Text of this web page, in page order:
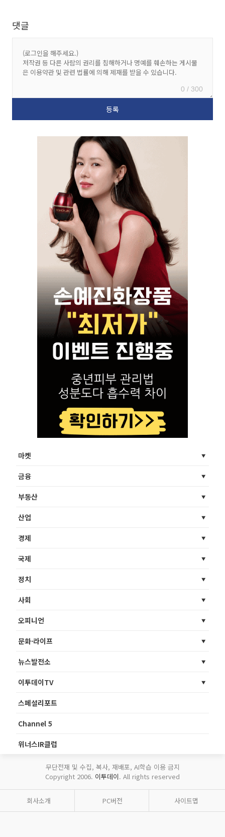
댓글
0 / 300
마켓
금융
부동산
산업
경제
국제
정치
사회
오피니언
문화·라이프
뉴스발전소
이투데이TV
스페셜리포트
Channel 5
위너스IR클럽
무단전재 및 수집, 복사, 재배포, AI학습 이용 금지
Copyright 2006. 이투데이. All rights reserved
회사소개 PC버전 사이트맵